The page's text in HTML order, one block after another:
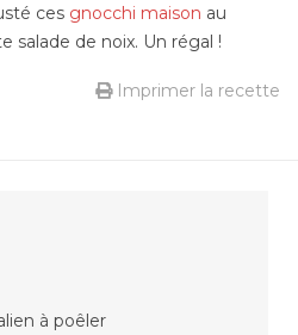
ces gnocchi maison au
salade de noix. Un régal !
Imprimer la recette
à poêler